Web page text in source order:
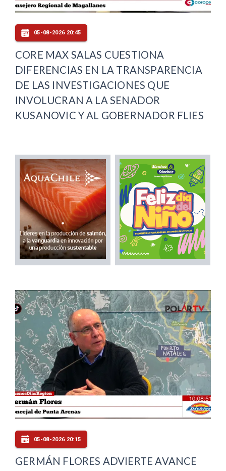
05-08-2026 20:45
CORE MAX SALAS CUESTIONA
DIFERENCIAS EN LA TRANSPARENCIA
DE LAS INVESTIGACIONES QUE
INVOLUCRAN A LA SENADOR
KUSANOVIC Y AL GOBERNADOR FLIES
05-08-2026 20:15
GERMÁN FLORES ADVIERTE AVANCE